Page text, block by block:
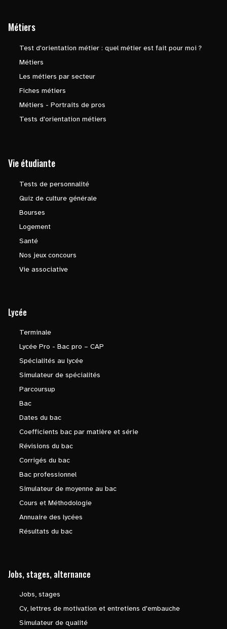
Métiers
Test d'orientation métier : quel métier est fait pour moi ?
Métiers
Les métiers par secteur
Fiches métiers
Métiers - Portraits de pros
Tests d'orientation métiers
Vie étudiante
Tests de personnalité
Quiz de culture générale
Bourses
Logement
Santé
Nos jeux concours
Vie associative
Lycée
Terminale
Lycée Pro - Bac pro – CAP
Spécialités au lycée
Simulateur de spécialités
Parcoursup
Bac
Dates du bac
Coefficients bac par matière et série
Révisions du bac
Corrigés du bac
Bac professionnel
Simulateur de moyenne au bac
Cours et Méthodologie
Annuaire des lycées
Résultats du bac
Jobs, stages, alternance
Jobs, stages
Cv, lettres de motivation et entretiens d'embauche
Simulateur de qualité